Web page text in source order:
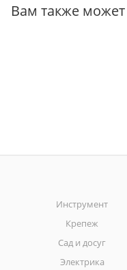
Вам также
Инструмент
Крепеж
Сад и досуг
Электрика